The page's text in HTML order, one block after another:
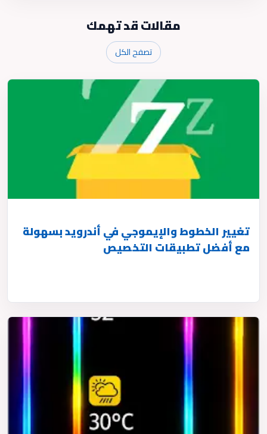
مقالات قد تهمك
تصفح الكل
تغيير الخطوط والإيموجي في أندرويد بسهولة
مع أفضل تطبيقات التخصيص